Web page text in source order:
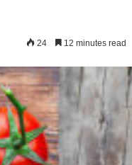
24 12 minutes read